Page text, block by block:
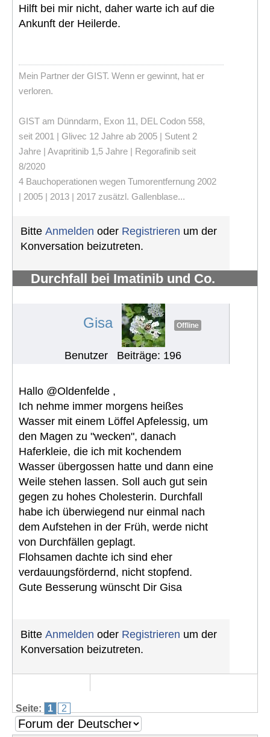
Hilft bei mir nicht, daher warte ich auf die
Ankunft der Heilerde.
Mein Partner der GIST. Wenn er gewinnt, hat er
verloren.
GIST am Dünndarm, Exon 11, DEL Codon 558,
seit 2001 | Glivec 12 Jahre ab 2005 | Sutent 2
Jahre | Avapritinib 1,5 Jahre | Regorafinib seit
8/2020
4 Bauchoperationen wegen Tumorentfernung 2002
| 2005 | 2013 | 2017 zusätzl. Gallenblase...
Bitte Anmelden oder Registrieren um der
Konversation beizutreten.
Durchfall bei Imatinib und Co.
Gisa Offline
Benutzer Beiträge: 196
Hallo @Oldenfelde ,
Ich nehme immer morgens heißes
Wasser mit einem Löffel Apfelessig, um
den Magen zu "wecken", danach
Haferkleie, die ich mit kochendem
Wasser übergossen hatte und dann eine
Weile stehen lassen. Soll auch gut sein
gegen zu hohes Cholesterin. Durchfall
habe ich überwiegend nur einmal nach
dem Aufstehen in der Früh, werde nicht
von Durchfällen geplagt.
Flohsamen dachte ich sind eher
verdauungsfördernd, nicht stopfend.
Gute Besserung wünscht Dir Gisa
Bitte Anmelden oder Registrieren um der
Konversation beizutreten.
Seite: 1 2